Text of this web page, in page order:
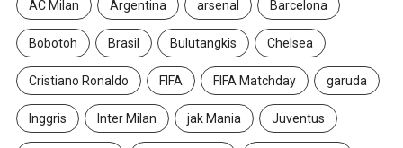
AC Milan Argentina arsenal Barcelona
Bobotoh Brasil Bulutangkis Chelsea
Cristiano Ronaldo FIFA FIFA Matchday garuda
Inggris Inter Milan jak Mania Juventus